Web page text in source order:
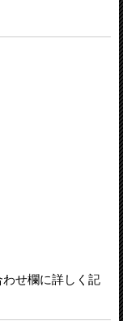
せ欄に詳しく記